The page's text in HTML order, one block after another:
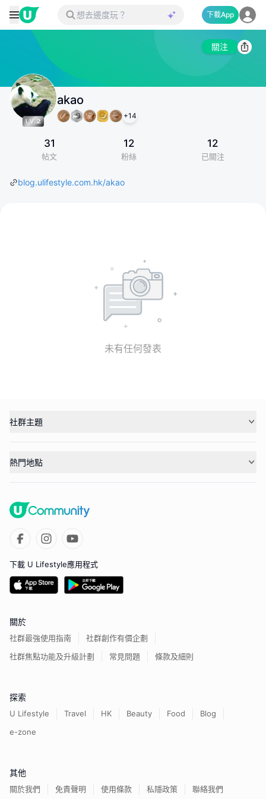
下載App
關注
akao
+14
31
帖文
12
粉絲
12
已關注
blog.ulifestyle.com.hk/akao
未有任何發表
社群主題
熱門地點
下載 U Lifestyle應用程式
關於
社群最強使用指南
社群創作有價企劃
社群焦點功能及升級計劃
常見問題 條款及細則
探索
U Lifestyle Travel HK Beauty Food
Blog
e-zone
其他
關於我們 免責聲明 使用條款 私隱政策 聯絡我們